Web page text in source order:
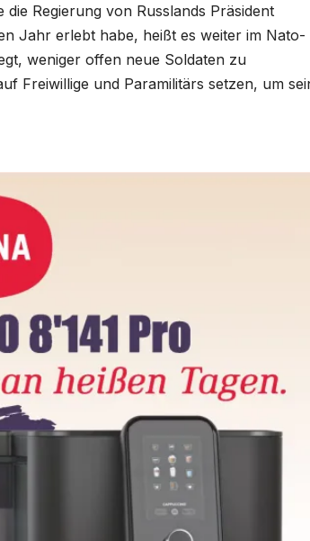
Regierung von Russlands Präsident
Jahr erlebt habe, heißt es weiter im Nato-
weniger offen neue Soldaten zu
Freiwillige und Paramilitärs setzen, um